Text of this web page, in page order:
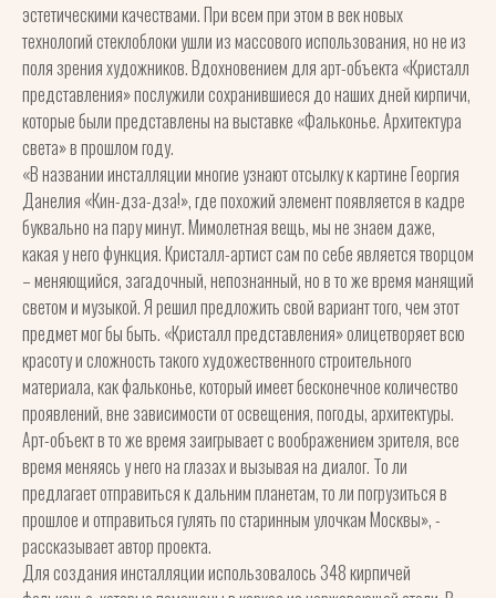
эстетическими качествами. При всем при этом в век новых
технологий стеклоблоки ушли из массового использования, но не из
поля зрения художников. Вдохновением для арт-объекта «Кристалл
представления» послужили сохранившиеся до наших дней кирпичи,
которые были представлены на выставке «Фальконье. Архитектура
света» в прошлом году.
«В названии инсталляции многие узнают отсылку к картине Георгия
Данелия «Кин-дза-дза!», где похожий элемент появляется в кадре
буквально на пару минут. Мимолетная вещь, мы не знаем даже,
какая у него функция. Кристалл-артист сам по себе является творцом
– меняющийся, загадочный, непознанный, но в то же время манящий
светом и музыкой. Я решил предложить свой вариант того, чем этот
предмет мог бы быть. «Кристалл представления» олицетворяет всю
красоту и сложность такого художественного строительного
материала, как фальконье, который имеет бесконечное количество
проявлений, вне зависимости от освещения, погоды, архитектуры.
Арт-объект в то же время заигрывает с воображением зрителя, все
время меняясь у него на глазах и вызывая на диалог. То ли
предлагает отправиться к дальним планетам, то ли погрузиться в
прошлое и отправиться гулять по старинным улочкам Москвы», -
рассказывает автор проекта.
Для создания инсталляции использовалось 348 кирпичей